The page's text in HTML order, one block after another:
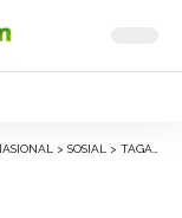
> SOSIAL > TAGANA TUBAN BAKSOS SEKALIGUS SALURKAN BANTUAN KORBAN PUTING BELIUNG DI RENGEL